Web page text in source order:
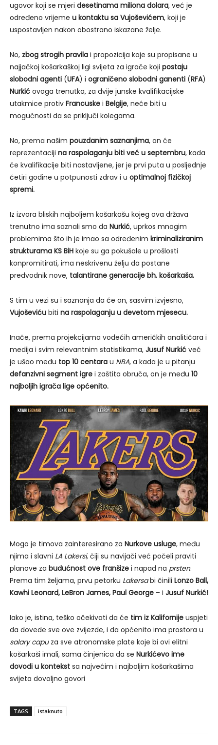
ugovor koji se mjeri desetinama miliona dolara, već je
određeno vrijeme u kontaktu sa Vujoševićem, koji je
uspostavljen nakon obostrano iskazane želje.
No, zbog strogih pravila i propozicija koje su propisane u
najjačkoj košarkaškoj ligi svijeta za igrače koji postaju
slobodni agenti (UFA) i ograničeno slobodni ganenti (RFA)
Nurkić ovoga trenutka, za dvije junske kvalifikacijske
utakmice protiv Francuske i Belgije, neće biti u
mogućnosti da se priključi kolegama.
No, prema našim pouzdanim saznanjima, on će
reprezentaciji na raspolaganju biti već u septembru, kada
će kvalifikacije biti nastavljene, jer je prvi puta u posljednje
četiri godine u potpunosti zdrav i u optimalnoj fizičkoj
spremi.
Iz izvora bliskih najboljem košarkašu kojeg ova država
trenutno ima saznali smo da Nurkić, uprkos mnogim
problemima što ih je imao sa određenim kriminaliziranim
strukturama KS BiH koje su ga pokušale u prošlosti
konpromitirati, ima neskrivenu želju da postane
predvodnik nove, talantirane generacije bh. košarkaša.
S tim u vezi su i saznanja da će on, sasvim izvjesno,
Vujoševiću biti na raspolaganju u devetom mjesecu.
Inače, prema projekcijama vodećih američkih analitičara i
medija i svim relevantnim statistikama, Jusuf Nurkić već
je ušao među top 10 centara u NBA, a kada je u pitanju
defanzivni segment igre i zaštita obruča, on je među 10
najboljih igrača lige općenito.
Mogo je timova zainteresirano za Nurkove usluge, među
njima i slavni LA Lakersi, čiji su navijači već počeli praviti
planove za budućnost ove franšize i napad na prsten.
Prema tim željama, prvu petorku Lakersabi činili Lonzo Ball,
Kawhi Leonard, LeBron James, Paul George – i Jusuf Nurkić!
Iako je, istina, teško očekivati da će tim iz Kalifornije uspjeti
da dovede sve ove zvijezde, i da općenito ima prostora u
salary capuza sve atronomske plate koje bi ovi elitni
košarkaši imali, sama činjenica da se Nurkićevo ime
dovodi u kontekst sa najvećim i najboljim košarkašima
svijeta dovoljno govori
TAGS istaknuto